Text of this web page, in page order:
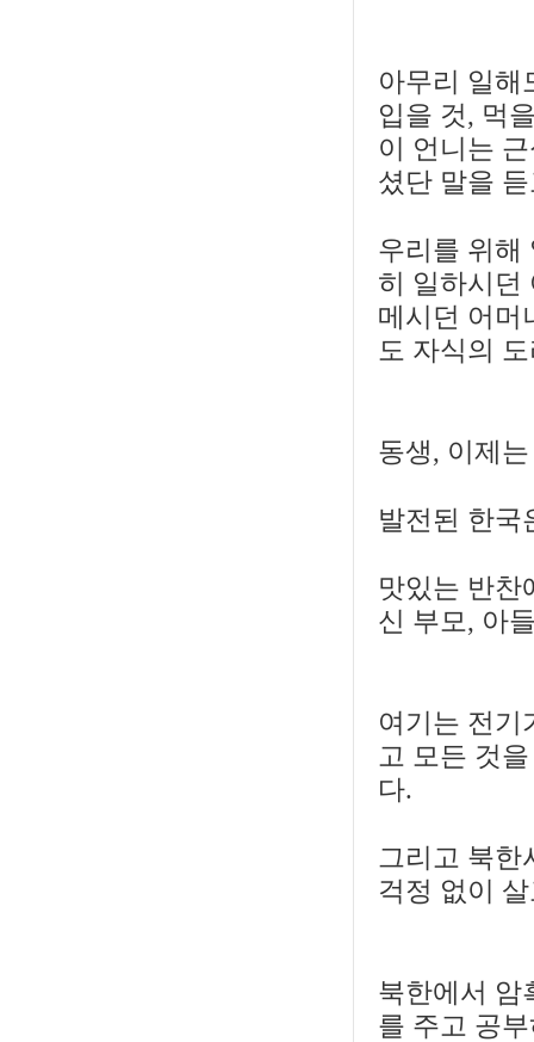
아무리 일해
입을 것, 먹
이 언니는
셨단 말을
우리를 위해
히 일하시던
메시던 어머
도 자식의
동생, 이제
발전된 한국
맛있는 반찬
신 부모, 아
여기는 전기
고 모든 것
다.
그리고 북한
걱정 없이
북한에서 암
를 주고 공